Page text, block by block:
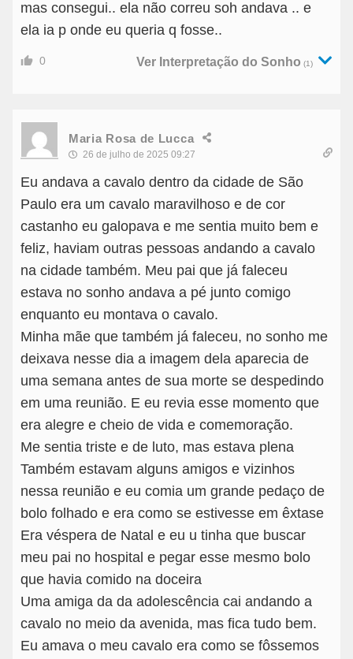
mas consegui.. ela não correu soh andava .. e
ela ia p onde eu queria q fosse..
0 Ver Interpretação do Sonho (1)
Maria Rosa de Lucca
26 de julho de 2025 09:27
Eu andava a cavalo dentro da cidade de São
Paulo era um cavalo maravilhoso e de cor
castanho eu galopava e me sentia muito bem e
feliz, haviam outras pessoas andando a cavalo
na cidade também. Meu pai que já faleceu
estava no sonho andava a pé junto comigo
enquanto eu montava o cavalo.
Minha mãe que também já faleceu, no sonho me
deixava nesse dia a imagem dela aparecia de
uma semana antes de sua morte se despedindo
em uma reunião. E eu revia esse momento que
era alegre e cheio de vida e comemoração.
Me sentia triste e de luto, mas estava plena
Também estavam alguns amigos e vizinhos
nessa reunião e eu comia um grande pedaço de
bolo folhado e era como se estivesse em êxtase
Era véspera de Natal e eu u tinha que buscar
meu pai no hospital e pegar esse mesmo bolo
que havia comido na doceira
Uma amiga da da adolescência cai andando a
cavalo no meio da avenida, mas fica tudo bem.
Eu amava o meu cavalo era como se fôssemos